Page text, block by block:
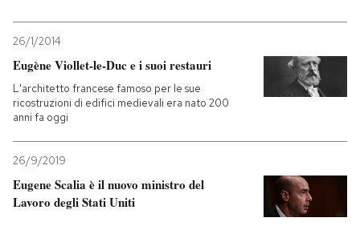
Sport
Mondiali calcio 2026
PODCAST
I MIEI PREFERITI
26/1/2014
Eugène Viollet-le-Duc e i suoi restauri
L'architetto francese famoso per le sue
ricostruzioni di edifici medievali era nato 200
anni fa oggi
26/9/2019
Eugene Scalia è il nuovo ministro del
Lavoro degli Stati Uniti